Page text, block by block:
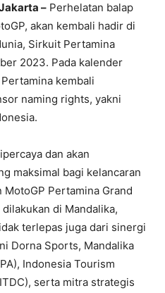
– Perhelatan balap
akan kembali hadir di
Sirkuit Pertamina
2023. Pada kalender
kembali
naming rights, yakni
dan akan
maksimal bagi kelancaran
Pertamina Grand
di Mandalika,
terlepas juga dari sinergi
Dorna Sports, Mandalika
Indonesia Tourism
serta mitra strategis